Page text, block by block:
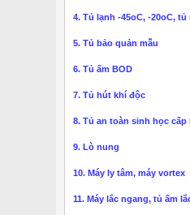
4. Tủ lạnh -45oC, -20oC, tủ
5. Tủ bảo quản mẫu
6. Tủ ấm BOD
7. Tủ hút khí độc
8. Tủ an toàn sinh học cấp II
9. Lò nung
10. Máy ly tâm, máy vortex
11. Máy lắc ngang, tủ ấm